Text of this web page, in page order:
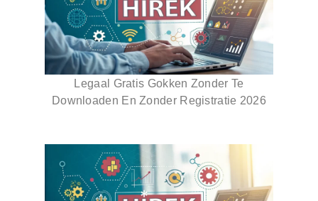
Legaal Gratis Gokken Zonder Te
Downloaden En Zonder Registratie 2026